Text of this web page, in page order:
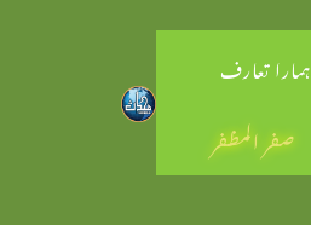
ہمارا تعارف
صفر المظفر